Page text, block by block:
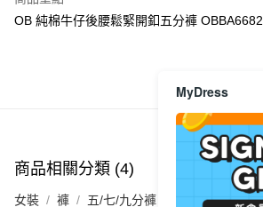
PayMe
每筆HK$40.00，滿HK$350.00或以上免運費
付款後順豐站及營業點
每筆HK$40.00，滿HK$350.00或以上免運費
OB 純棉牛仔後腰鬆緊開釦五分褲 OBBA6682
商品推薦
商品相關分類 (4)
女裝 褲 五/七/九分褲
MyDress